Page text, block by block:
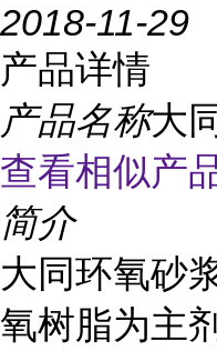
2018-11-29
产品详情
产品名称大
查看相似产
简介
大同环氧砂
氧树脂为主